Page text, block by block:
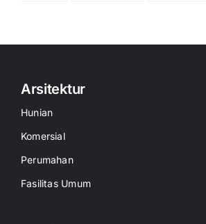
Arsitektur
Hunian
Komersial
Perumahan
Fasilitas Umum